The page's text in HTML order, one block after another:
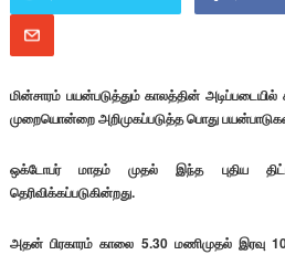
மின்சாரம் பயன்படுத்தும் காலத்தின்
முறையொன்றை அறிமுகப்படுத்த பொது
ஒக்டோபர் மாதம் முதல் இந்த புதிய
தெரிவிக்கப்படுகின்றது.
அதன் பிரகாரம் காலை 5.30 மணிமுதல் இரவு